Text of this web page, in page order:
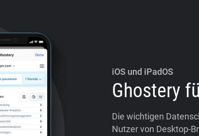
iOS und iPadOS
Ghostery
Die wichtigen
Nutzer von Desktop-